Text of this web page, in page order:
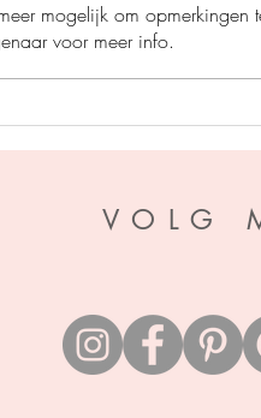
mogelijk om
voor meer info.
VOLG